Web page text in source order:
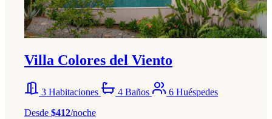
Villa Colores del Viento
3 Habitaciones 4 Baños
6 Huéspedes
Desde $412/noche